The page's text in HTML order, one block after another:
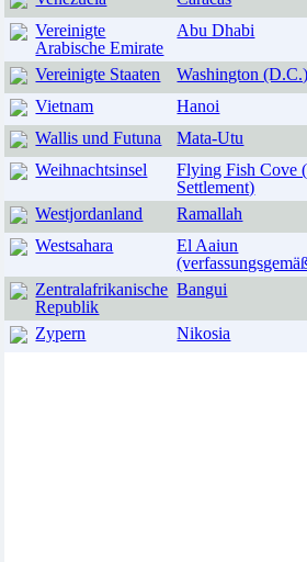
Vereinigte
Arabische Emirate
Abu Dhabi
Vereinigte Staaten
Washington (D.C.)
Vietnam
Hanoi
Wallis und Futuna
Mata-Utu
Weihnachtsinsel
Flying Fish Cove
Settlement)
Westjordanland
Ramallah
Westsahara
El Aaiun
Zentralafrikanische
Republik
Bangui
Zypern Nikosia